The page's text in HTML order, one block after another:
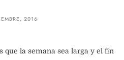
2016
que la semana sea larga y el fin